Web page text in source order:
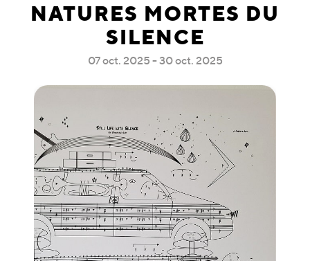
NATURES MORTES DU
SILENCE
07 oct. 2025 - 30 oct. 2025